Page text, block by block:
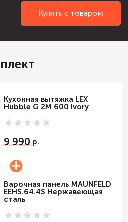
Купить с товаром
Кухонная вытяжка LEX
Hubble G 2M 600 Ivory
9 990
Варочная панель MAUNFELD
EEHS.64.4S Нержавеющая
сталь